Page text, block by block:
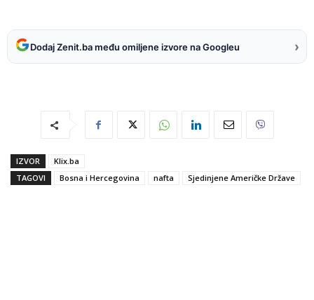
Dodaj Zenit.ba među omiljene izvore na Googleu ›
IZVOR
Klix.ba
TAGOVI
Bosna i Hercegovina nafta Sjedinjene Američke Države